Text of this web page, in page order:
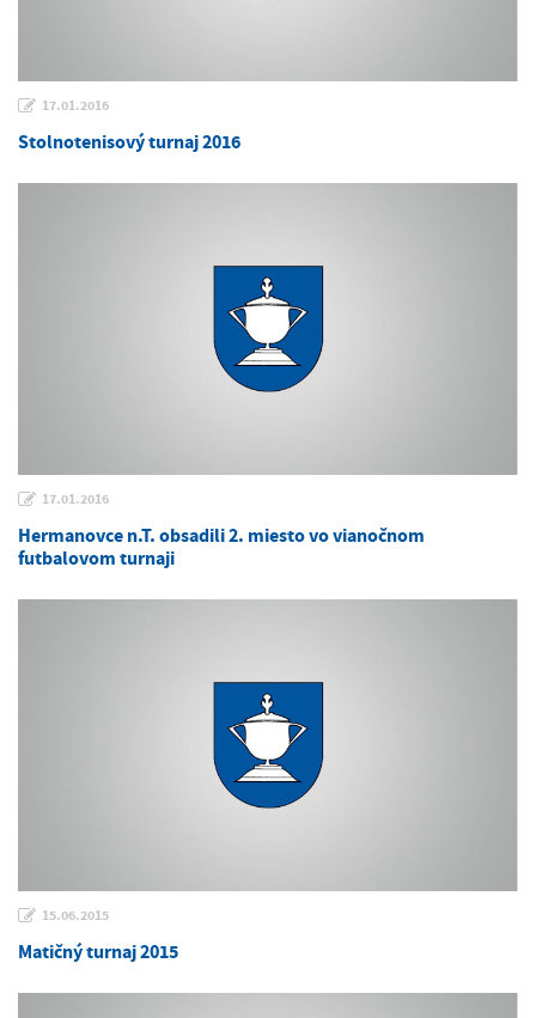
17.01.2016
Stolnotenisový turnaj 2016
17.01.2016
Hermanovce n.T. obsadili 2. miesto vo vianočnom
futbalovom turnaji
15.06.2015
Matičný turnaj 2015